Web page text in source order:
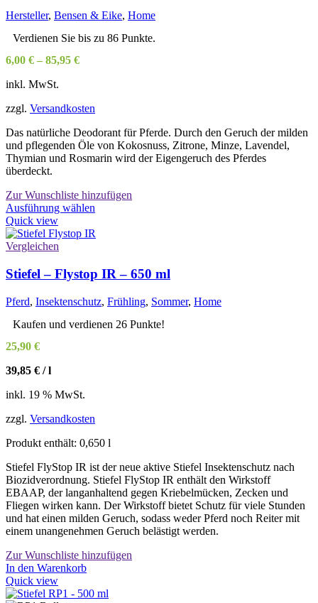
können
auf
der
Hersteller, Bensen & Eike, Home
Verdienen Sie bis zu 86 Punkte.
6,00 € – 85,95 €
inkl. MwSt.
zzgl. Versandkosten
Das natürliche Deodorant für Pferde. Durch den Geruch der milden
und pflegenden Öle von Kokosnuss, Zitrone, Minze, Lavendel,
Thymian und Rosmarin wird der Eigengeruch des Pferdes
überdeckt.
Zur Wunschliste hinzufügen
Ausführung wählen
auf.
Die
Optionen
können
auf
Quick view
Vergleichen
Stiefel – Flystop IR – 650 ml
Pferd, Insektenschutz, Frühling, Sommer, Home
Kaufen und verdienen 26 Punkte!
25,90 €
39,85 € /l
inkl. 19 % MwSt.
zzgl. Versandkosten
Produkt enthält: 0,650 l
Stiefel FlyStop IR ist der neue aktive Stiefel Insektenschutz nach
Biozidverordnung. Stiefel FlyStop IR enthält den Wirkstoff
EBAAP, der langanhaltend gegen Kriebelmücken, Zecken und
Fliegen wirken kann. Der Wirkstoff bietet Schutz für viele Stunden
und hat einen milden Geruch, sodass weder Pferd noch Reiter mit
einem unangenehmen Geruch belästigt werden.
Zur Wunschliste hinzufügen
In den Warenkorb
Quick view